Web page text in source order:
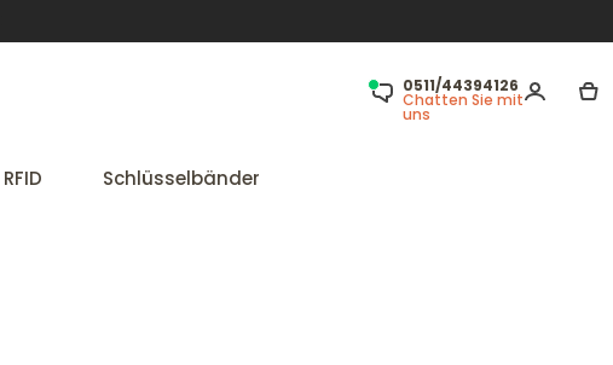
0511/44394126
Chatten Sie mit
uns
RFID Schlüsselbänder